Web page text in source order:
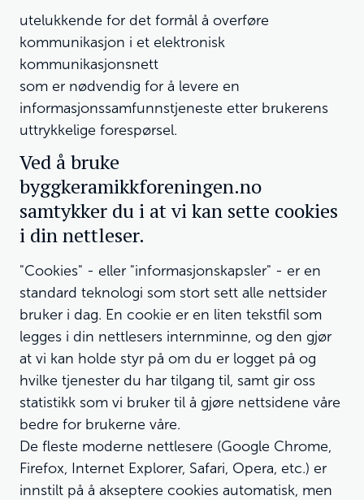
utelukkende for det formål å overføre
kommunikasjon i et elektronisk
kommunikasjonsnett
som er nødvendig for å levere en
informasjonssamfunnstjeneste etter brukerens
uttrykkelige forespørsel.
Ved å bruke
byggkeramikkforeningen.no
samtykker du i at vi kan sette cookies
i din nettleser.
"Cookies" - eller "informasjonskapsler" - er en
standard teknologi som stort sett alle nettsider
bruker i dag. En cookie er en liten tekstfil som
legges i din nettlesers internminne, og den gjør
at vi kan holde styr på om du er logget på og
hvilke tjenester du har tilgang til, samt gir oss
statistikk som vi bruker til å gjøre nettsidene våre
bedre for brukerne våre.
De fleste moderne nettlesere (Google Chrome,
Firefox, Internet Explorer, Safari, Opera, etc.) er
innstilt på å akseptere cookies automatisk, men